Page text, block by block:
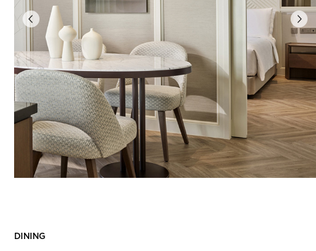
A Summer Tale with Little Friends
하늘과 바다가 만나는 해운대로 특별한 여름 여행을 떠나보세요.
이
다
음
DINING